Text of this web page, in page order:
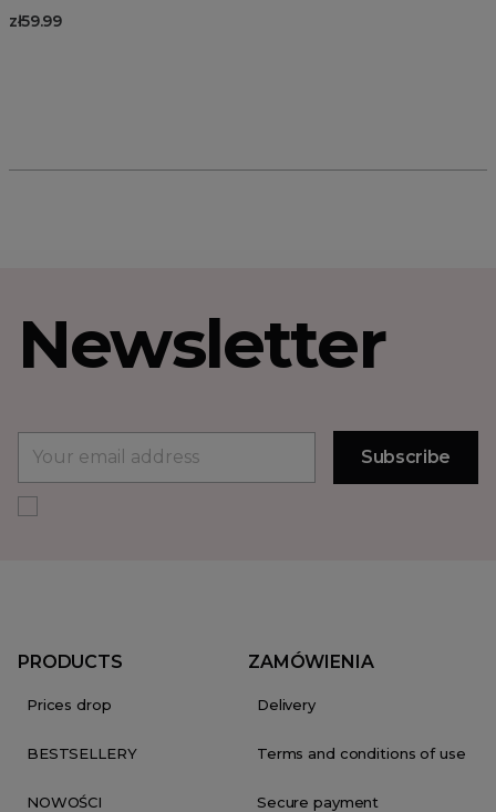
zł59.99
Newsletter
PRODUCTS
Prices drop
BESTSELLERY
NOWOŚCI
ZAMÓWIENIA
Delivery
Terms and conditions of use
Secure payment